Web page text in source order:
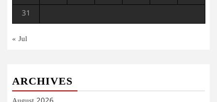
31
« Jul
ARCHIVES